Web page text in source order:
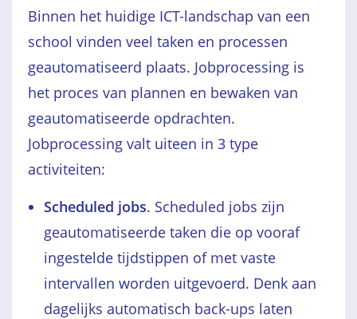
Binnen het huidige ICT-landschap van een
school vinden veel taken en processen
geautomatiseerd plaats. Jobprocessing is
het proces van plannen en bewaken van
geautomatiseerde opdrachten.
Jobprocessing valt uiteen in 3 type
activiteiten:
Scheduled jobs. Scheduled jobs zijn
geautomatiseerde taken die op vooraf
ingestelde tijdstippen of met vaste
intervallen worden uitgevoerd. Denk aan
dagelijks automatisch back-ups laten